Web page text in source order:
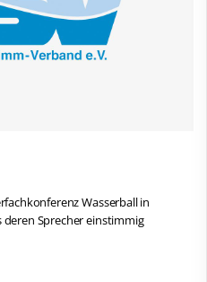
Wasserball in
deren Sprecher einstimmig